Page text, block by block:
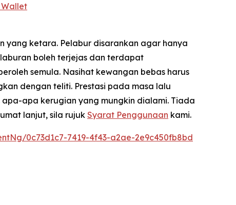
ketara. Pelabur disarankan agar hanya
boleh terjejas dan terdapat
semula. Nasihat kewangan bebas harus
dengan teliti. Prestasi pada masa lalu
apa kerugian yang mungkin dialami. Tiada
lanjut, sila rujuk Syarat Penggunaan kami.
0c73d1c7-7419-4f43-a2ae-2e9c450fb8bd